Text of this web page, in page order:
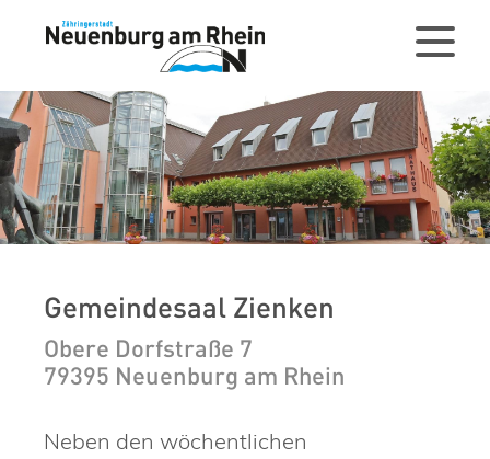
Gemeindesaal Zienken
Obere Dorfstraße 7
79395 Neuenburg am Rhein
Neben den wöchentlichen